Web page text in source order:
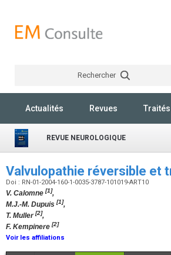
Rechercher
Actualités Revues Traités
REVUE NEUROLOGIQUE
Valvulopathie réversible et
Doi : RN-01-2004-160-1-0035-3787-101019-ART10
V. Calomne [1],
M.J.-M. Dupuis [1],
T. Muller[2],
F. Kempinere [2]
Voir les affiliations